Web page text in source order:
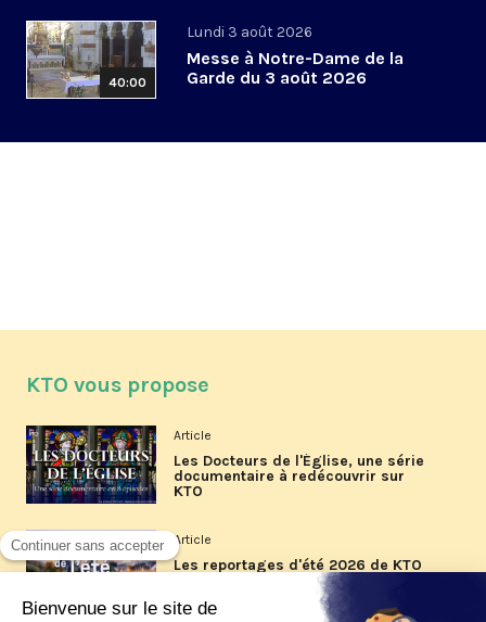
40:00
Lundi 3 août 2026
Messe à Notre-Dame de la
Garde du 3 août 2026
KTO vous propose
Article
Les Docteurs de l'Église, une série
documentaire à redécouvrir sur
KTO
Article
Les reportages d'été 2026 de KTO